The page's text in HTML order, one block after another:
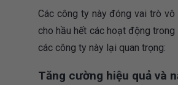
Các công ty này đóng vai trò
cho hầu hết các hoạt động
các công ty này lại quan trọng:
Tăng cường hiệu quả và